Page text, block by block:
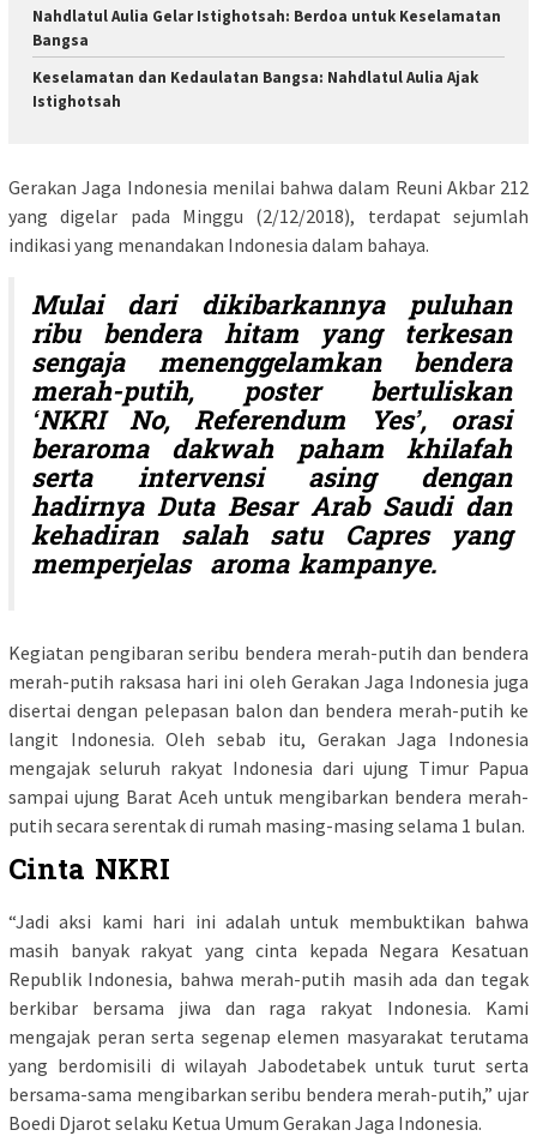
Nahdlatul Aulia Gelar Istighotsah: Berdoa untuk Keselamatan
Bangsa
Keselamatan dan Kedaulatan Bangsa: Nahdlatul Aulia Ajak
Istighotsah
Gerakan Jaga Indonesia menilai bahwa dalam Reuni Akbar 212
yang digelar pada Minggu (2/12/2018), terdapat sejumlah
indikasi yang menandakan Indonesia dalam bahaya.
Mulai dari dikibarkannya puluhan
ribu bendera hitam yang terkesan
sengaja menenggelamkan bendera
merah-putih, poster bertuliskan
‘NKRI No, Referendum Yes’, orasi
beraroma dakwah paham khilafah
serta intervensi asing dengan
hadirnya Duta Besar Arab Saudi dan
kehadiran salah satu Capres yang
memperjelas aroma kampanye.
Kegiatan pengibaran seribu bendera merah-putih dan bendera
merah-putih raksasa hari ini oleh Gerakan Jaga Indonesia juga
disertai dengan pelepasan balon dan bendera merah-putih ke
langit Indonesia. Oleh sebab itu, Gerakan Jaga Indonesia
mengajak seluruh rakyat Indonesia dari ujung Timur Papua
sampai ujung Barat Aceh untuk mengibarkan bendera merah-
putih secara serentak di rumah masing-masing selama 1 bulan.
Cinta NKRI
“Jadi aksi kami hari ini adalah untuk membuktikan bahwa
masih banyak rakyat yang cinta kepada Negara Kesatuan
Republik Indonesia, bahwa merah-putih masih ada dan tegak
berkibar bersama jiwa dan raga rakyat Indonesia. Kami
mengajak peran serta segenap elemen masyarakat terutama
yang berdomisili di wilayah Jabodetabek untuk turut serta
bersama-sama mengibarkan seribu bendera merah-putih,” ujar
Boedi Djarot selaku Ketua Umum Gerakan Jaga Indonesia.